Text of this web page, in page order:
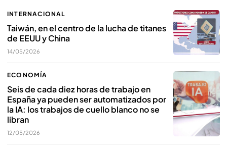
INTERNACIONAL
Taiwán, en el centro de la lucha de titanes
de EEUU y China
14/05/2026
ECONOMÍA
Seis de cada diez horas de trabajo en
España ya pueden ser automatizados por
la IA: los trabajos de cuello blanco no se
libran
12/05/2026